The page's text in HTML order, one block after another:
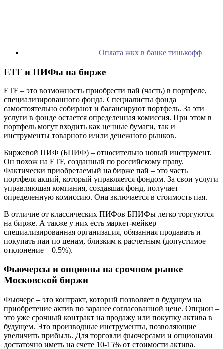
Оплата жкх в банке тинькофф
ETF и ПИФы на бирже
ETF – это возможность приобрести пай (часть) в портфеле,
специализированного фонда. Специалисты фонда
самостоятельно собирают и балансируют портфель. За эти
услуги в фонде остается определенная комиссия. При этом в
портфель могут входить как ценные бумаги, так и
инструменты товарного и/или денежного рынков.
Биржевой ПИФ (БПИФ) – относительно новый инструмент.
Он похож на ETF, созданный по российскому праву.
Фактически приобретаемый на бирже пай – это часть
портфеля акций, который управляется фондом. За свои услуги
управляющая компания, создавшая фонд, получает
определенную комиссию. Она включается в стоимость пая.
В отличие от классических ПИФов БПИФы легко торгуются
на бирже. А также у них есть маркет-мейкер –
специализированная организация, обязанная продавать и
покупать паи по ценам, близким к расчетным (допустимое
отклонение – 0.5%).
Фьючерсы и опционы на срочном рынке
Московской биржи
Фьючерс – это контракт, который позволяет в будущем на
приобретение актив по заранее согласованной цене. Опцион –
это уже срочный контракт на продажу или покупку актива в
будущем. Это производные инструменты, позволяющие
увеличить прибыль. Для торговли фьючерсами и опционами
достаточно иметь на счете 10-15% от стоимости актива.